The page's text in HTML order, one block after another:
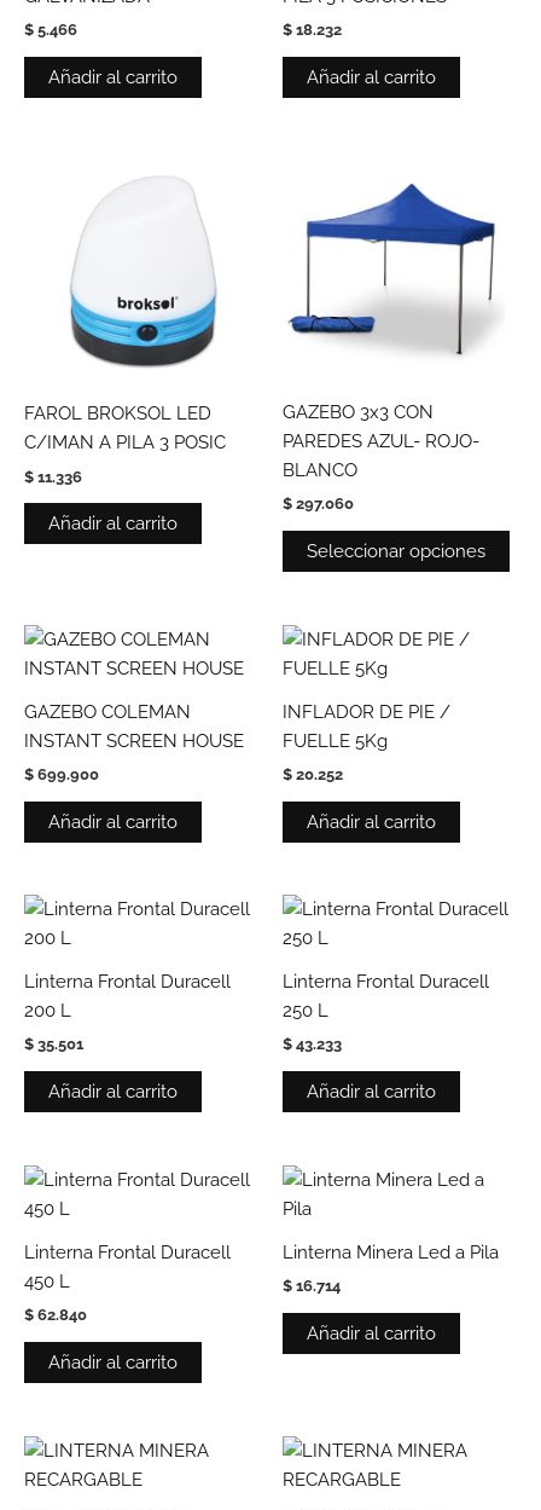
$ 5.466
Añadir al carrito
$ 18.232
Añadir al carrito
FAROL BROKSOL LED
C/IMAN A PILA 3 POSIC
$ 11.336
Añadir al carrito
GAZEBO 3x3 CON
PAREDES AZUL- ROJO-
BLANCO
$ 297.060
Seleccionar opciones
GAZEBO COLEMAN
INSTANT SCREEN HOUSE
$ 699.900
Añadir al carrito
INFLADOR DE PIE /
FUELLE 5Kg
$ 20.252
Añadir al carrito
Linterna Frontal Duracell
200 L
$ 35.501
Añadir al carrito
Linterna Frontal Duracell
250 L
$ 43.233
Añadir al carrito
Linterna Frontal Duracell
450 L
$ 62.840
Añadir al carrito
Linterna Minera Led a Pila
$ 16.714
Añadir al carrito